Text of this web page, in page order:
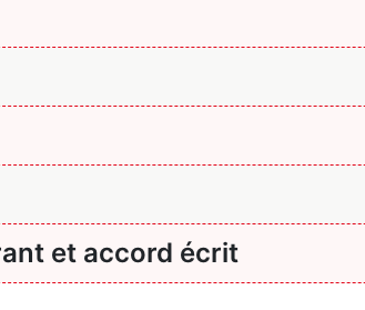
et accord écrit